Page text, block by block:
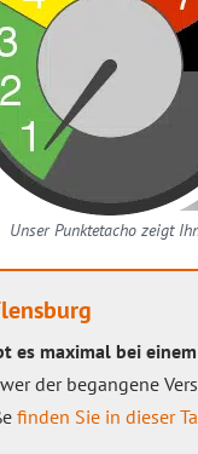
Unser Punktetacho zeigt
es maximal bei
der begangene
finden Sie in dieser